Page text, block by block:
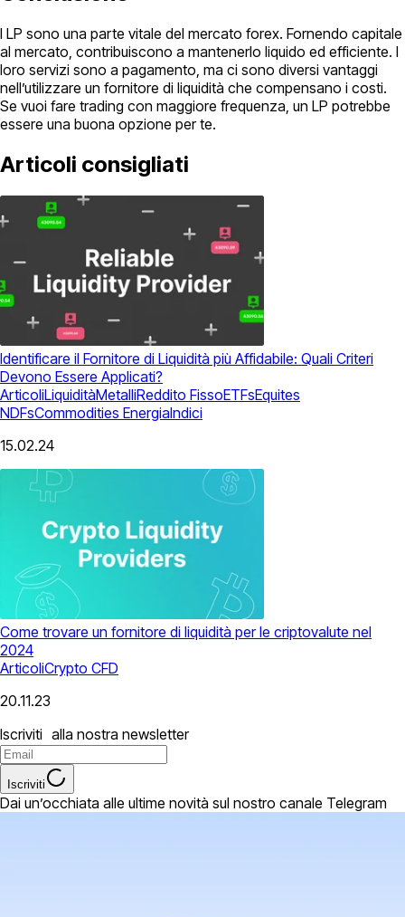
I LP sono una parte vitale del mercato forex. Fornendo capitale
al mercato, contribuiscono a mantenerlo liquido ed efficiente. I
loro servizi sono a pagamento, ma ci sono diversi vantaggi
nell’utilizzare un fornitore di liquidità che compensano i costi.
Se vuoi fare trading con maggiore frequenza, un LP potrebbe
essere una buona opzione per te.
Articoli consigliati
Identificare il Fornitore di Liquidità più Affidabile: Quali Criteri
Devono Essere Applicati?
ArticoliLiquiditàMetalliReddito FissoETFsEquites
NDFsCommodities EnergiaIndici
15.02.24
Come trovare un fornitore di liquidità per le criptovalute nel
2024
ArticoliCrypto CFD
20.11.23
Iscriviti alla nostra newsletter
Iscriviti
Dai un’occhiata alle ultime novità sul nostro canale Telegram